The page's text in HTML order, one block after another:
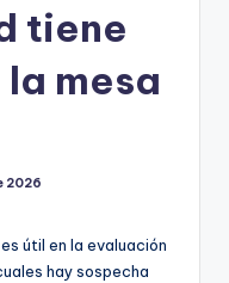
tiene
mesa
2026
útil en la evaluación
hay sospecha